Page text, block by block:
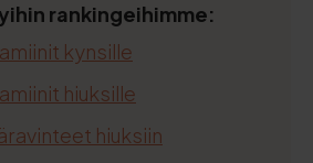
rankingeihimme:
kynsille
hiuksille
hiuksiin